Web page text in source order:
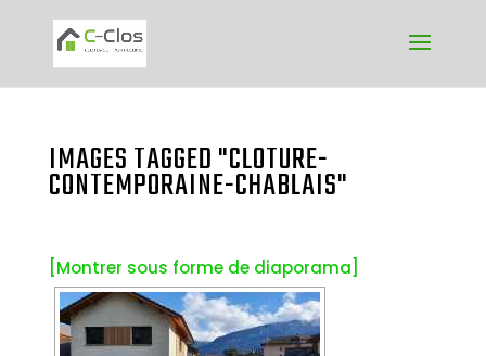
IMAGES TAGGED "CLOTURE-
CONTEMPORAINE-CHABLAIS"
[Montrer sous forme de diaporama]